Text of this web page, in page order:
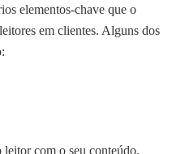
elementos-chave que o
em clientes. Alguns dos
com o seu conteúdo.